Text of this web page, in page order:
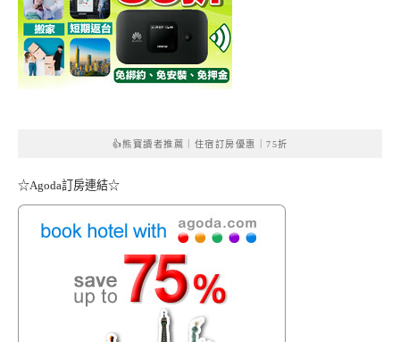
👍熊寶讀者推薦｜住宿訂房優惠｜75折
☆Agoda訂房連結☆